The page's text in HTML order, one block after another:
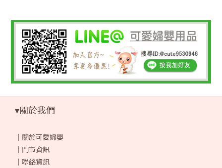
▾關於我們
｜ 關於可愛婦嬰
｜ 門市資訊
｜ 聯絡資訊